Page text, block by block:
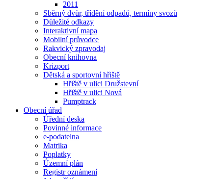
2011
Sběrný dvůr, třídění odpadů, termíny svozů
Důležité odkazy
Interaktivní mapa
Mobilní průvodce
Rakvický zpravodaj
Obecní knihovna
Krizport
Dětská a sportovní hřiště
Hřiště v ulici Družstevní
Hřiště v ulici Nová
Pumptrack
Obecní úřad
Úřední deska
Povinné informace
e-podatelna
Matrika
Poplatky
Územní plán
Registr oznámení